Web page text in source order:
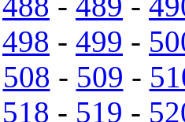
498 - 499 -
508 - 509 -
518 - 519 -